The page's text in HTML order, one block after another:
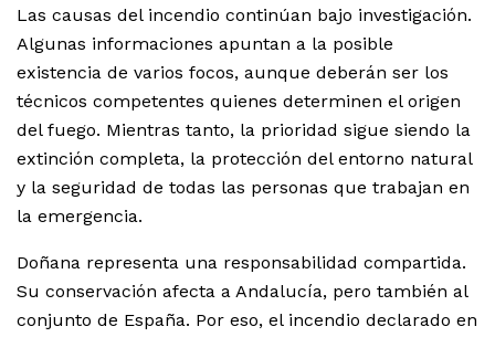
Las causas del incendio continúan bajo investigación.
Algunas informaciones apuntan a la posible
existencia de varios focos, aunque deberán ser los
técnicos competentes quienes determinen el origen
del fuego. Mientras tanto, la prioridad sigue siendo la
extinción completa, la protección del entorno natural
y la seguridad de todas las personas que trabajan en
la emergencia.
Doñana representa una responsabilidad compartida.
Su conservación afecta a Andalucía, pero también al
conjunto de España. Por eso, el incendio declarado en